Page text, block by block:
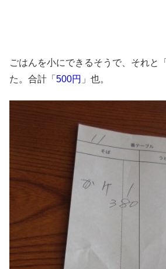
ごはんを小にできるそうで、それと
た。合計「 500円 」也。